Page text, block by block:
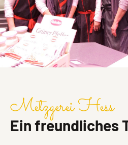
Metzgerei Hess
Ein freundliches